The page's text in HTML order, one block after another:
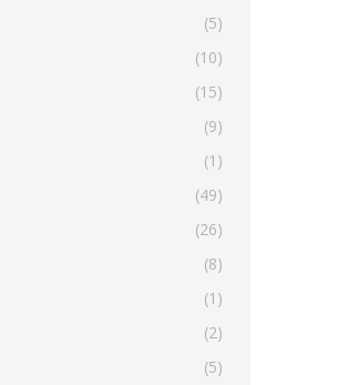
(5)
(10)
(15)
(9)
(1)
(49)
(26)
(8)
(1)
(2)
(5)